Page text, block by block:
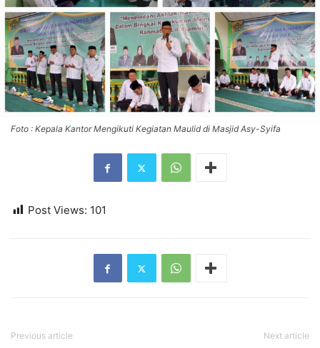
Foto : Kepala Kantor Mengikuti Kegiatan Maulid di Masjid Asy-Syifa
Post Views: 101
Previous article Next article